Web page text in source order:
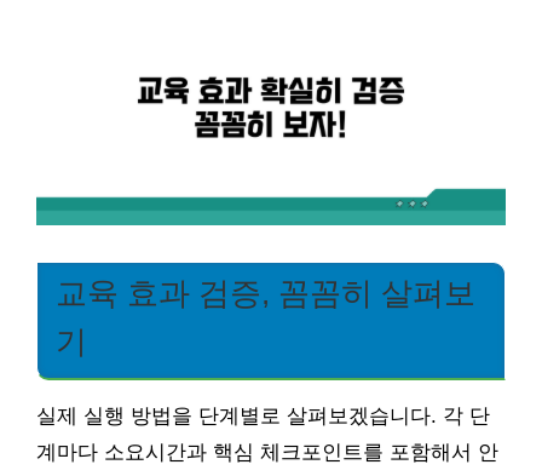
교육 효과 검증, 꼼꼼히 살펴보
기
실제 실행 방법을 단계별로 살펴보겠습니다. 각 단
계마다 소요시간과 핵심 체크포인트를 포함해서 안